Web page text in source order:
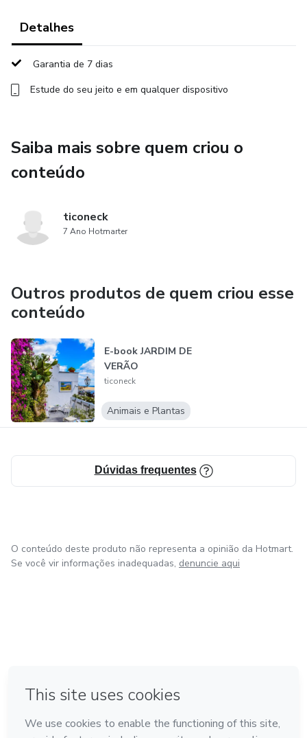
Detalhes
Garantia de 7 dias
Estude do seu jeito e em qualquer dispositivo
Saiba mais sobre quem criou o
conteúdo
ticoneck
7 Ano Hotmarter
Outros produtos de quem criou esse
conteúdo
E-book JARDIM DE
VERÃO
ticoneck
Animais e Plantas
Dúvidas frequentes
O conteúdo deste produto não representa a opinião da Hotmart.
Se você vir informações inadequadas, denuncie aqui
Feito com ❤ na Cidade do México